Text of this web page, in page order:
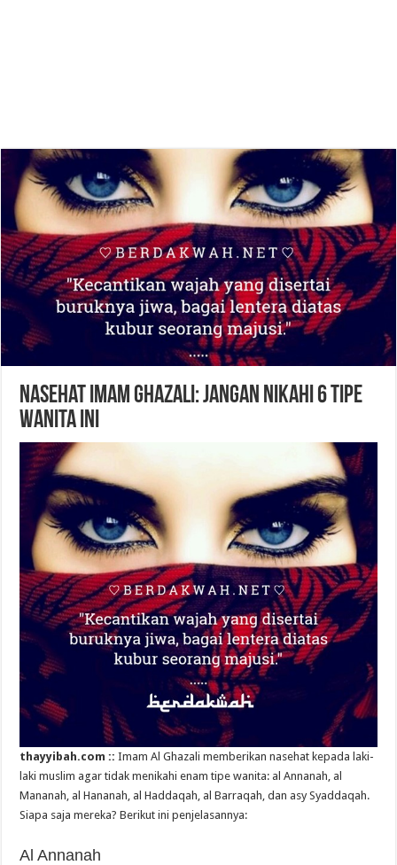
Nasehat Imam Ghazali: Jangan Nikahi 6 Tipe
Wanita Ini
thayyibah.com ::Imam Al Ghazali memberikan nasehat kepada laki-
laki muslim agar tidak menikahi enam tipe wanita: al Annanah, al
Mananah, al Hananah, al Haddaqah, al Barraqah, dan asy Syaddaqah.
Siapa saja mereka? Berikut ini penjelasannya:
Al Annanah